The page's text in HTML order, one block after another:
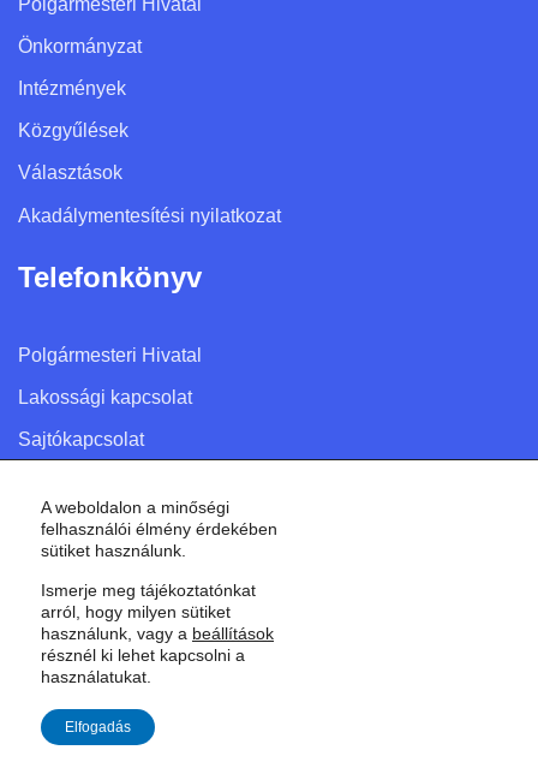
Önkormányzat
Intézmények
Közgyűlések
Választások
Akadálymentesítési nyilatkozat
Telefonkönyv
Polgármesteri Hivatal
Lakossági kapcsolat
Sajtókapcsolat
© 2026 Győr Megyei Jogú Város • Minden jog fenntartva!
A weboldalon a minőségi
felhasználói élmény érdekében
sütiket használunk.
Ismerje meg tájékoztatónkat
arról, hogy milyen sütiket
használunk, vagy a beállítások
résznél ki lehet kapcsolni a
használatukat.
Elfogadás